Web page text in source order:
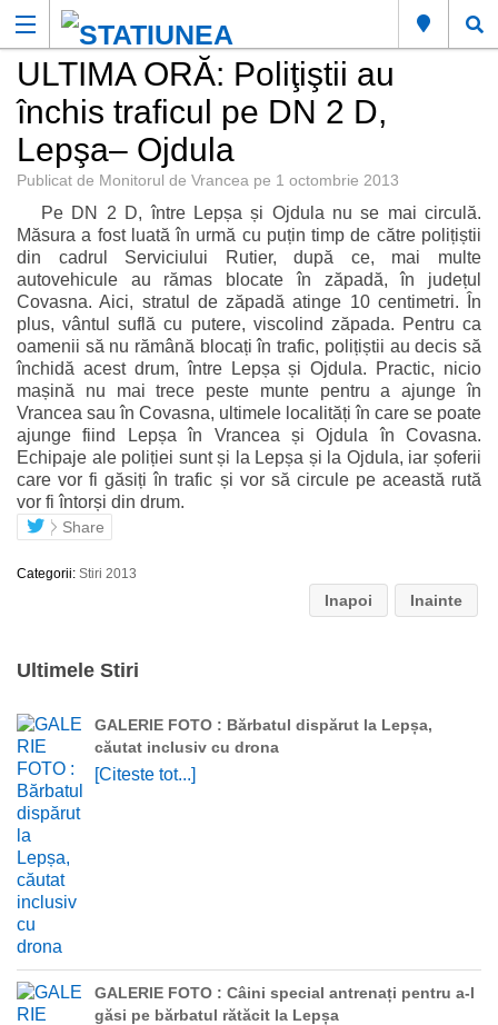
ULTIMA ORĂ: Poliţiştii au
închis traficul pe DN 2 D,
Lepşa– Ojdula
Publicat de Monitorul de Vrancea pe 1 octombrie 2013
Pe DN 2 D, între Lepșa și Ojdula nu se mai circulă.
Măsura a fost luată în urmă cu puțin timp de către polițiștii
din cadrul Serviciului Rutier, după ce, mai multe
autovehicule au rămas blocate în zăpadă, în județul
Covasna. Aici, stratul de zăpadă atinge 10 centimetri. În
plus, vântul suflă cu putere, viscolind zăpada. Pentru ca
oamenii să nu rămână blocați în trafic, polițiștii au decis să
închidă acest drum, între Lepșa și Ojdula. Practic, nicio
mașină nu mai trece peste munte pentru a ajunge în
Vrancea sau în Covasna, ultimele localități în care se poate
ajunge fiind Lepșa în Vrancea și Ojdula în Covasna.
Echipaje ale poliției sunt și la Lepșa și la Ojdula, iar șoferii
care vor fi găsiți în trafic și vor să circule pe această rută
vor fi întorși din drum.
Share
Categorii: Stiri 2013
Inapoi Inainte
Ultimele Stiri
GALERIE FOTO : Bărbatul dispărut la Lepșa,
căutat inclusiv cu drona
[Citeste tot...]
GALERIE FOTO : Câini special antrenați pentru a-l
găsi pe bărbatul rătăcit la Lepșa